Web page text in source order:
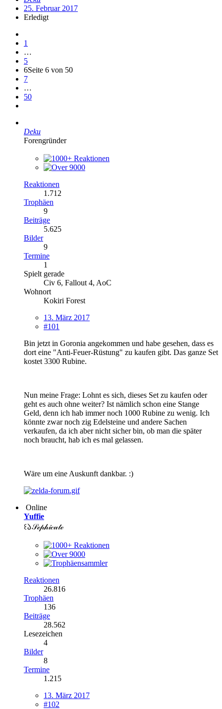
25. Februar 2017
Erledigt
1
…
5
6Seite 6 von 50
7
…
50
Deku
Forengründer
Reaktionen
1.712
Trophäen
9
Beiträge
5.625
Bilder
9
Termine
1
Spielt gerade
Civ 6, Fallout 4, AoC
Wohnort
Kokiri Forest
13. März 2017
#101
Bin jetzt in Goronia angekommen und habe gesehen, dass es
dort eine "Anti-Feuer-Rüstung" zu kaufen gibt. Das ganze Set
kostet 3300 Rubine.
Nun meine Frage: Lohnt es sich, dieses Set zu kaufen oder
geht es auch ohne weiter? Ist nämlich schon eine Stange
Geld, denn ich hab immer noch 1000 Rubine zu wenig. Ich
könnte zwar noch zig Edelsteine und andere Sachen
verkaufen, da ich aber nicht sicher bin, ob man die später
noch braucht, hab ich es mal gelassen.
Wäre um eine Auskunft dankbar. :)
Online
Yuffie
꒰𑁬𝒮ℯ𝓅𝒽𝒾𝒸𝓊𝓉ℯ
Reaktionen
26.816
Trophäen
136
Beiträge
28.562
Lesezeichen
4
Bilder
8
Termine
1.215
13. März 2017
#102